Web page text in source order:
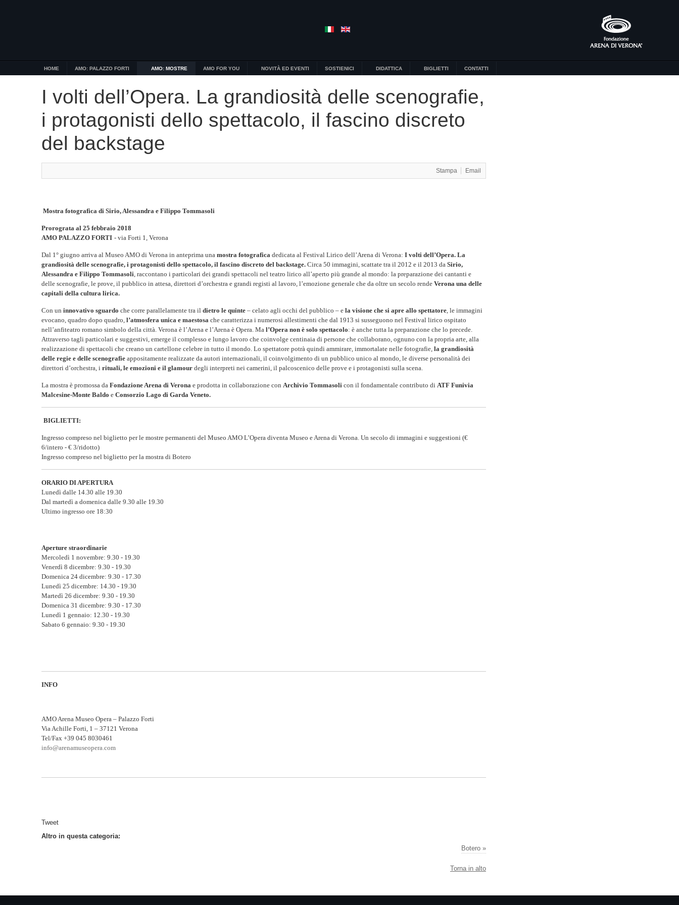
HOME AMO: PALAZZO FORTI AMO: MOSTRE AMO FOR YOU NOVITÀ ED EVENTI SOSTIENICI DIDATTICA BIGLIETTI CONTATTI
I volti dell’Opera. La grandiosità delle scenografie,
i protagonisti dello spettacolo, il fascino discreto
del backstage
Stampa Email
Mostra fotografica di Sirio, Alessandra e Filippo Tommasoli
Prorograta al 25 febbraio 2018
AMO PALAZZO FORTI - via Forti 1, Verona
Dal 1° giugno arriva al Museo AMO di Verona in anteprima una mostra fotografica dedicata al Festival Lirico dell’Arena di Verona: I volti dell’Opera. La
grandiosità delle scenografie, i protagonisti dello spettacolo, il fascino discreto del backstage. Circa 50 immagini, scattate tra il 2012 e il 2013 da Sirio,
Alessandra e Filippo Tommasoli, raccontano i particolari dei grandi spettacoli nel teatro lirico all’aperto più grande al mondo: la preparazione dei cantanti e
delle scenografie, le prove, il pubblico in attesa, direttori d’orchestra e grandi registi al lavoro, l’emozione generale che da oltre un secolo rende Verona una delle
capitali della cultura lirica.
Con un innovativo sguardo che corre parallelamente tra il dietro le quinte – celato agli occhi del pubblico – e la visione che si apre allo spettatore, le immagini
evocano, quadro dopo quadro, l’atmosfera unica e maestosa che caratterizza i numerosi allestimenti che dal 1913 si susseguono nel Festival lirico ospitato
nell’anfiteatro romano simbolo della città. Verona è l’Arena e l’Arena è Opera. Ma l’Opera non è solo spettacolo: è anche tutta la preparazione che lo precede.
Attraverso tagli particolari e suggestivi, emerge il complesso e lungo lavoro che coinvolge centinaia di persone che collaborano, ognuno con la propria arte, alla
realizzazione di spettacoli che creano un cartellone celebre in tutto il mondo. Lo spettatore potrà quindi ammirare, immortalate nelle fotografie, la grandiosità
delle regie e delle scenografie appositamente realizzate da autori internazionali, il coinvolgimento di un pubblico unico al mondo, le diverse personalità dei
direttori d’orchestra, i rituali, le emozioni e il glamour degli interpreti nei camerini, il palcoscenico delle prove e i protagonisti sulla scena.
La mostra è promossa da Fondazione Arena di Verona e prodotta in collaborazione con Archivio Tommasoli con il fondamentale contributo di ATF Funivia
Malcesine-Monte Baldo e Consorzio Lago di Garda Veneto.
BIGLIETTI:
Ingresso compreso nel biglietto per le mostre permanenti del Museo AMO L’Opera diventa Museo e Arena di Verona. Un secolo di immagini e suggestioni (€
6/intero - € 3/ridotto)
Ingresso compreso nel biglietto per la mostra di Botero
ORARIO DI APERTURA
Lunedì dalle 14.30 alle 19.30
Dal martedì a domenica dalle 9.30 alle 19.30
Ultimo ingresso ore 18:30
Aperture straordinarie
Mercoledì 1 novembre: 9.30 - 19.30
Venerdì 8 dicembre: 9.30 - 19.30
Domenica 24 dicembre: 9.30 - 17.30
Lunedì 25 dicembre: 14.30 - 19.30
Martedì 26 dicembre: 9.30 - 19.30
Domenica 31 dicembre: 9.30 - 17.30
Lunedì 1 gennaio: 12.30 - 19.30
Sabato 6 gennaio: 9.30 - 19.30
INFO
AMO Arena Museo Opera – Palazzo Forti
Via Achille Forti, 1 – 37121 Verona
Tel/Fax +39 045 8030461
info@arenamuseopera.com
Tweet
Altro in questa categoria:
Botero »
Torna in alto